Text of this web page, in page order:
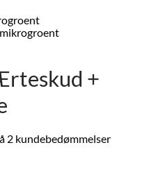
+
2 kundebedømmelser